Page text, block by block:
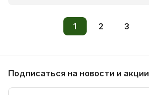
1 2 3
Подписаться на новости и акции